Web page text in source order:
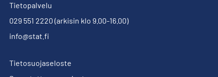
Tietopalvelu
029 551 2220 (arkisin klo 9.00-16.00)
info@stat.fi
Tietosuojaseloste